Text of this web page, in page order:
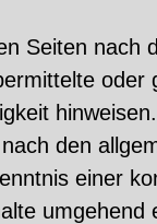
Seiten nach
hinweisen.
den
einer
umgehend